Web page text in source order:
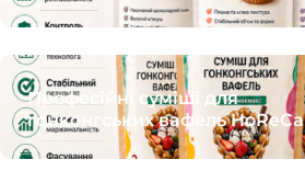
Професійні суміші для
гонконгських вафель HoReCa